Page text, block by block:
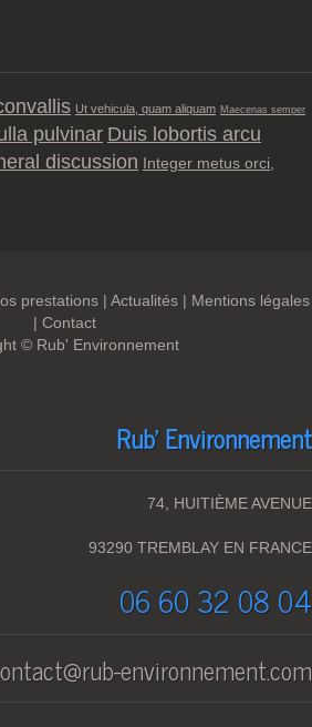
Ut vehicula, quam aliquam Maecenas semper
pulvinar Duis lobortis arcu
discussion Integer metus orci,
prestations| Actualités| Mentions légales
| Contact
© Rub' Environnement
Rub' Environnement
74, HUITIÈME AVENUE
93290 TREMBLAY EN FRANCE
06 60 32 08 04
environnement.com